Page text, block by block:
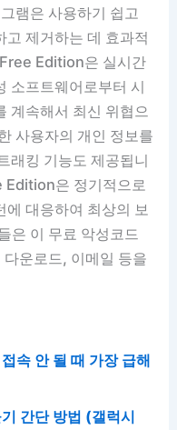
램은 사용하기 쉽고
고 제거하는 데 효과적
Edition은 실시간
소프트웨어로부터 시
계속해서 최신 위협으
사용자의 개인 정보를
래킹 기능도 제공됩니
은 정기적으로
대응하여 최상의 보
은 이 무료 악성코드
운로드, 이메일 등을
속 안 될 때 가장 급해
간단 방법 (갤럭시